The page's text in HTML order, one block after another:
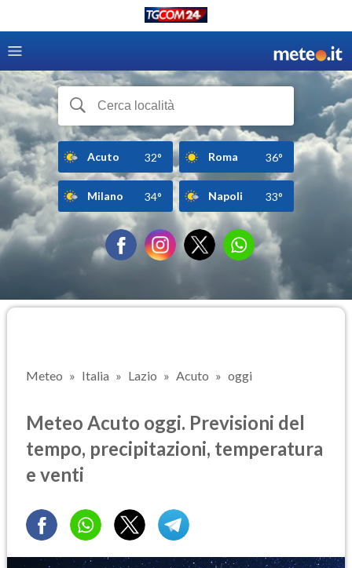
Acuto 32° Roma 36°
Milano 34° Napoli 33°
Meteo Italia Lazio Acuto oggi
Meteo Acuto oggi. Previsioni del
tempo, precipitazioni, temperatura
e venti